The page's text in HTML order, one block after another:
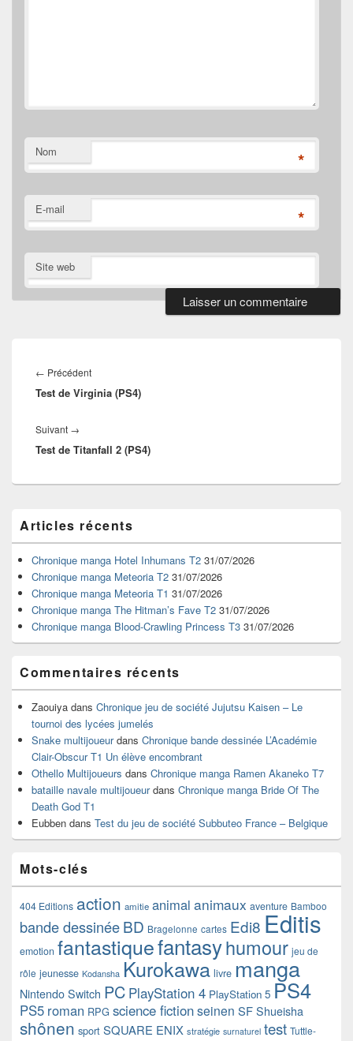
Nom *
E-mail *
Site web
de
l’article
← PrécédentArticle
précédent :
Test de Virginia (PS4)
Suivant →
suivant :
Test de Titanfall 2 (PS4)
principale
de
widget
pour
barre
latérale
Articles récents
Chronique manga Hotel Inhumans T2 31/07/2026
Chronique manga Meteoria T2 31/07/2026
Chronique manga Meteoria T1 31/07/2026
Chronique manga The Hitman’s Fave T2 31/07/2026
Chronique manga Blood-Crawling Princess T3 31/07/2026
Commentaires récents
Zaouiya dans Chronique jeu de société Jujutsu Kaisen – Le
tournoi des lycées jumelés
Snake multijoueurdans Chronique bande dessinée L’Académie
Clair-Obscur T1 Un élève encombrant
Othello Multijoueurs dans Chronique manga Ramen Akaneko T7
bataille navale multijoueurdans Chronique manga Bride Of The
Death God T1
Eubben dans Test du jeu de société Subbuteo France – Belgique
Mots-clés
404 Editions action amitie animal animaux aventure Bamboo
bande dessinéeBD Bragelonne cartes Edi8 Editis
emotion fantastiquefantasyhumour jeu de
rôle jeunesse Kodansha Kurokawa livre manga
Nintendo Switch PC PlayStation 4 PlayStation 5 PS4
PS5 roman RPG science fictionseinen SF Shueisha
shônen sport SQUARE ENIX stratégie surnaturel test Tuttle-